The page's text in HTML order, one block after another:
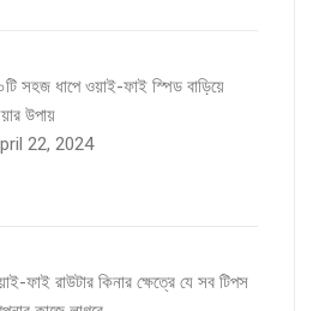
সহজ ধাপে ওয়াই-ফাই স্পিড বাড়িয়ে
উপায়
22, 2024
ফাই রাউটার কিনার ক্ষেত্রে যে সব টিপস